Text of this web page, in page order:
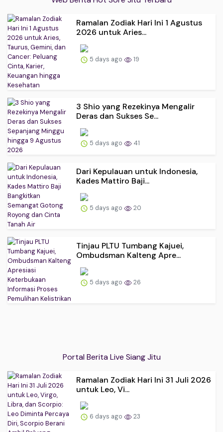
Ramalan Zodiak Hari Ini 1 Agustus
2026 untuk Aries...
5 days ago 19
3 Shio yang Rezekinya Mengalir
Deras dan Sukses Se...
5 days ago 41
Dari Kepulauan untuk Indonesia,
Kades Mattiro Baji...
5 days ago 20
Tinjau PLTU Tumbang Kajuei,
Ombudsman Kalteng Apre...
5 days ago 26
Portal Berita Live Siang Jitu
Ramalan Zodiak Hari Ini 31 Juli 2026
untuk Leo, Vi...
6 days ago 23